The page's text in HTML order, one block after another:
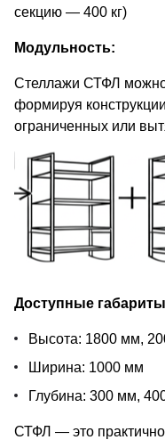
секцию — 400 кг)
Модульность:
Стеллажи СТФЛ
формируя
ограниченных или
Доступные
Высота: 1800 мм,
Ширина: 1000 мм
Глубина: 300 мм,
СТФЛ — это